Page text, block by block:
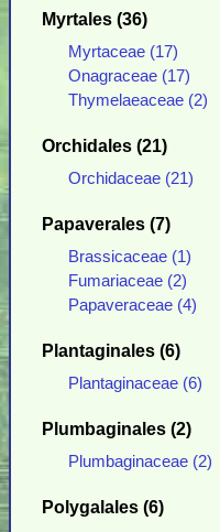
Myrtales (36)
Myrtaceae (17)
Onagraceae (17)
Thymelaeaceae (2)
Orchidales (21)
Orchidaceae (21)
Papaverales (7)
Brassicaceae (1)
Fumariaceae (2)
Papaveraceae (4)
Plantaginales (6)
Plantaginaceae (6)
Plumbaginales (2)
Plumbaginaceae (2)
Polygalales (6)